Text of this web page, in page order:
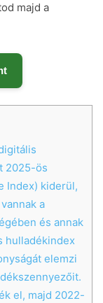
majd a
2025-ös
Index) kiderül,
a
és annak
hulladékindex
elemzi
el, majd 2022-